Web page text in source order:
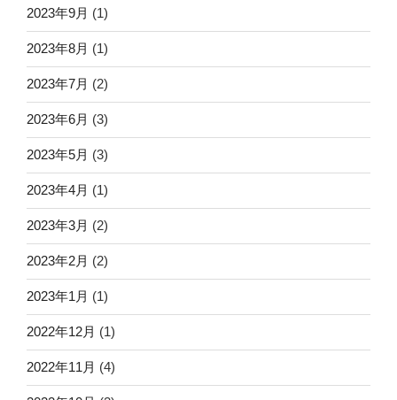
2023年9月 (1)
2023年8月 (1)
2023年7月 (2)
2023年6月 (3)
2023年5月 (3)
2023年4月 (1)
2023年3月 (2)
2023年2月 (2)
2023年1月 (1)
2022年12月 (1)
2022年11月 (4)